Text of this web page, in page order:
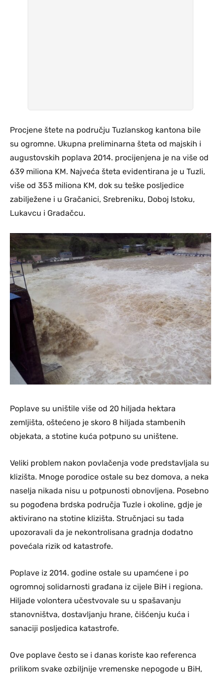
Procjene štete na području Tuzlanskog kantona bile
su ogromne. Ukupna preliminarna šteta od majskih i
augustovskih poplava 2014. procijenjena je na više od
639 miliona KM. Najveća šteta evidentirana je u Tuzli,
više od 353 miliona KM, dok su teške posljedice
zabilježene i u Gračanici, Srebreniku, Doboj Istoku,
Lukavcu i Gradačcu.
Poplave su uništile više od 20 hiljada hektara
zemljišta, oštećeno je skoro 8 hiljada stambenih
objekata, a stotine kuća potpuno su uništene.
Veliki problem nakon povlačenja vode predstavljala su
klizišta. Mnoge porodice ostale su bez domova, a neka
naselja nikada nisu u potpunosti obnovljena. Posebno
su pogođena brdska područja Tuzle i okoline, gdje je
aktivirano na stotine klizišta. Stručnjaci su tada
upozoravali da je nekontrolisana gradnja dodatno
povećala rizik od katastrofe.
Poplave iz 2014. godine ostale su upamćene i po
ogromnoj solidarnosti građana iz cijele BiH i regiona.
Hiljade volontera učestvovale su u spašavanju
stanovništva, dostavljanju hrane, čišćenju kuća i
sanaciji posljedica katastrofe.
Ove poplave često se i danas koriste kao referenca
prilikom svake ozbiljnije vremenske nepogode u BiH,